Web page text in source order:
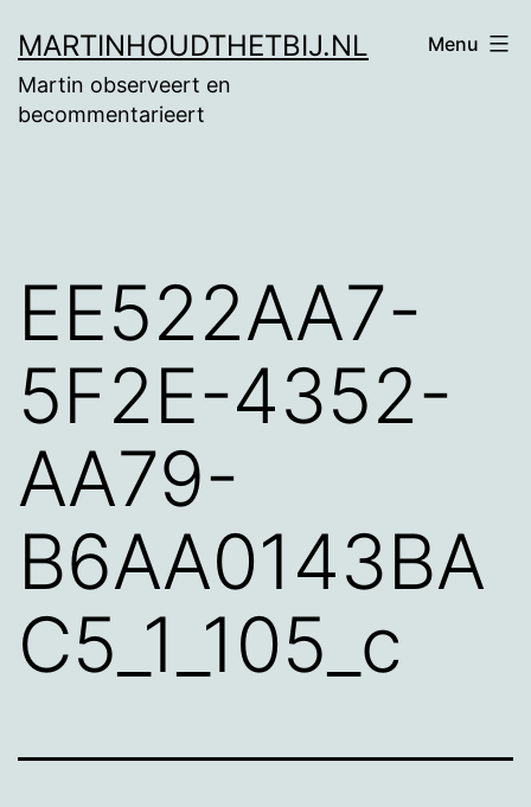
naar
de
MARTINHOUDTHETBIJ.NL
Martin observeert en
becommentarieert
Menu
EE522AA7-
5F2E-4352-
AA79-
B6AA0143BA
C5_1_105_c